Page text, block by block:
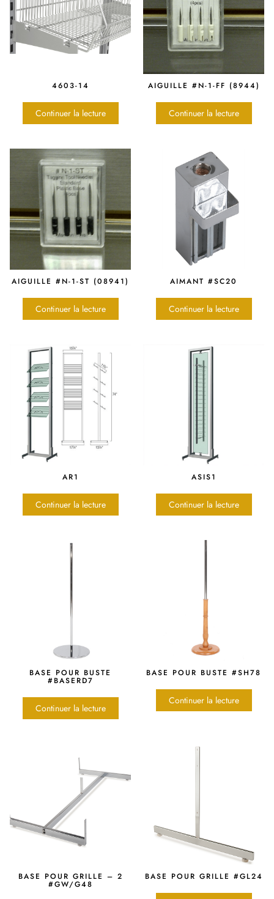
4603-14
Continuer la lecture
AIGUILLE #N-1-FF (8944)
Continuer la lecture
AIGUILLE #N-1-ST (08941)
Continuer la lecture
AIMANT #SC20
Continuer la lecture
AR1
Continuer la lecture
ASIS1
Continuer la lecture
BASE POUR BUSTE
#BASERD7
Continuer la lecture
BASE POUR BUSTE #SH78
Continuer la lecture
BASE POUR GRILLE – 2
#GW/G48
BASE POUR GRILLE #GL24